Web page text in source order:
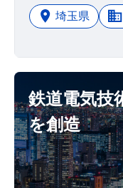
埼玉県
鉄道電気技
を創造